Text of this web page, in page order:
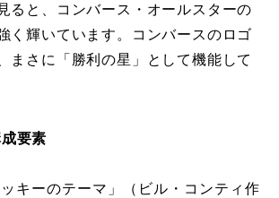
ると、コンバース・オールスターの
く輝いています。コンバースのロゴ
まさに「勝利の星」として機能して
要素
キーのテーマ」（ビル・コンティ作